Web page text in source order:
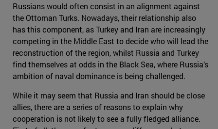
Russians would often consist in an alignment against
the Ottoman Turks. Nowadays, their relationship also
has this component, as Turkey and Iran are increasingly
competing in the Middle East to decide who will lead the
reconstruction of the region, whilst Russia and Turkey
find themselves at odds in the Black Sea, where Russia’s
ambition of naval dominance is being challenged.
While it may seem that Russia and Iran should be close
allies, there are a series of reasons to explain why
cooperation is not likely to see a fully fledged alliance.